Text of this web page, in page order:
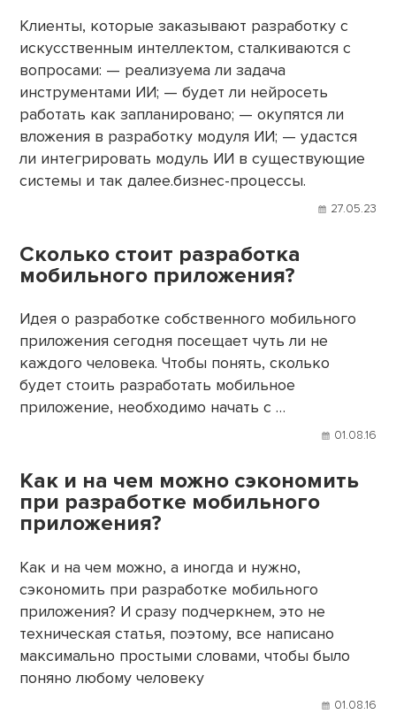
Клиенты, которые заказывают разработку с
искусственным интеллектом, сталкиваются с
вопросами: — реализуема ли задача
инструментами ИИ; — будет ли нейросеть
работать как запланировано; — окупятся ли
вложения в разработку модуля ИИ; — удастся
ли интегрировать модуль ИИ в существующие
системы и так далее.бизнес-процессы.
27.05.23
Сколько стоит разработка
мобильного приложения?
Идея о разработке собственного мобильного
приложения сегодня посещает чуть ли не
каждого человека. Чтобы понять, сколько
будет стоить разработать мобильное
приложение, необходимо начать с …
01.08.16
Как и на чем можно сэкономить
при разработке мобильного
приложения?
Как и на чем можно, а иногда и нужно,
сэкономить при разработке мобильного
приложения? И сразу подчеркнем, это не
техническая статья, поэтому, все написано
максимально простыми словами, чтобы было
поняно любому человеку
01.08.16